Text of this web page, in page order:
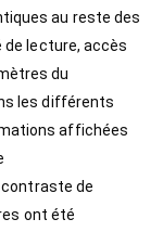
au reste des
de lecture, accès
du
les différents
affichées
contraste de
ont été